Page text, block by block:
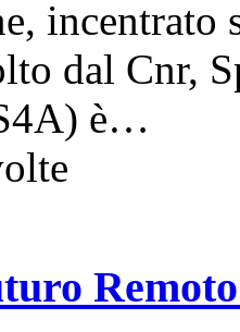
dal Cnr,
è…
Remoto